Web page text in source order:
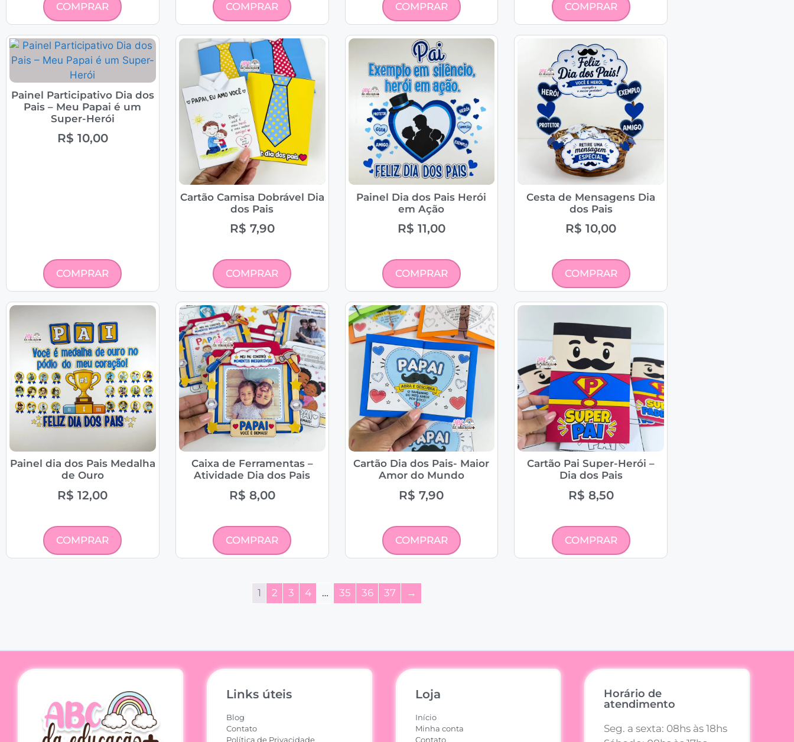
COMPRAR COMPRAR COMPRAR COMPRAR
Painel Participativo Dia dos
Pais – Meu Papai é um
Super-Herói
R$ 10,00
COMPRAR
Cartão Camisa Dobrável Dia
dos Pais
R$ 7,90
COMPRAR
Painel Dia dos Pais Herói
em Ação
R$ 11,00
COMPRAR
Cesta de Mensagens Dia
dos Pais
R$ 10,00
COMPRAR
Painel dia dos Pais Medalha
de Ouro
R$ 12,00
COMPRAR
Caixa de Ferramentas –
Atividade Dia dos Pais
R$ 8,00
COMPRAR
Cartão Dia dos Pais- Maior
Amor do Mundo
R$ 7,90
COMPRAR
Cartão Pai Super-Herói –
Dia dos Pais
R$ 8,50
COMPRAR
1 2 3 4 … 35 36 37 →
Links úteis
Blog
Contato
Política de Privacidade
Loja
Início
Minha conta
Contato
Horário de
atendimento
Seg. a sexta: 08hs às 18hs